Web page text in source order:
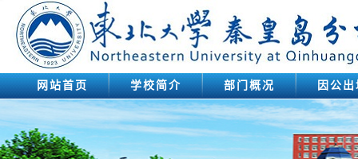
网站首页 学校简介 部门概况 因公